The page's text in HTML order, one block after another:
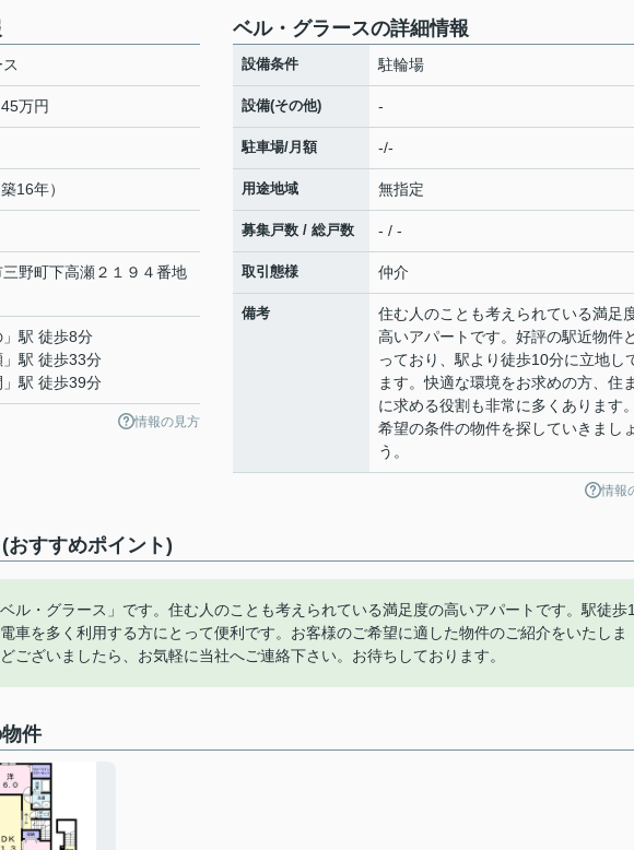
万円
16年）
三野町下高瀬２１９４番地
」駅 徒歩8分
」駅 徒歩33分
」駅 徒歩39分
情報の見方
ベル・グラースの詳細情報
設備条件 駐輪場
設備(その他) -
駐車場/月額 -/-
用途地域 無指定
募集戸数 / 総戸数 - / -
取引態様 仲介
備考
住む人のことも考えられている満足
高いアパートです。好評の駅近物件
っており、駅より徒歩10分に立地し
ます。快適な環境をお求めの方、住
に求める役割も非常に多くあります
希望の条件の物件を探していきましょ
う。
情報
おすすめポイント)
ル・グラース」です。住む人のことも考えられている満足度の高いアパートです。駅徒歩
車を多く利用する方にとって便利です。お客様のご希望に適した物件のご紹介をいたしま
ございましたら、お気軽に当社へご連絡下さい。お待ちしております。
件